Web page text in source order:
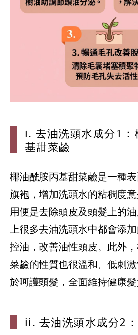
i. 去油洗頭水成分1
基甜菜鹼
椰油酰胺丙基甜菜鹼是一種
旗袍，增加洗頭水的粘稠度
用便是去除頭皮及頭髮上的
上很多去油洗頭水中都會添
控油，改善油性頭皮。此外
菜鹼的性質也很溫和、低刺
於呵護頭髮，全面維持健康髮
ii. 去油洗頭水成分2